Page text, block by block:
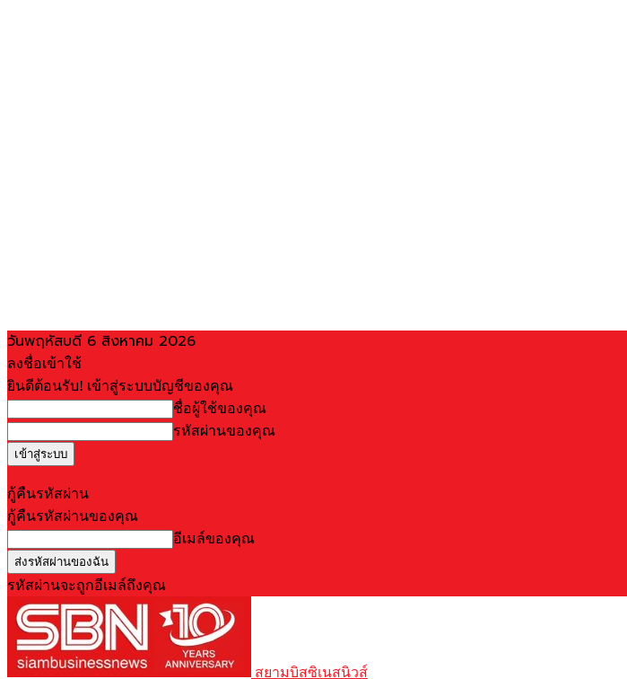
วันพฤหัสบดี 6 สิงหาคม 2026
ลงชื่อเข้าใช้
ยินดีต้อนรับ! เข้าสู่ระบบบัญชีของคุณ
ชื่อผู้ใช้ของคุณ
รหัสผ่านของคุณ
กู้คืนรหัสผ่าน
กู้คืนรหัสผ่านของคุณ
อีเมล์ของคุณ
รหัสผ่านจะถูกอีเมล์ถึงคุณ
สยามบิสซิเนสนิวส์